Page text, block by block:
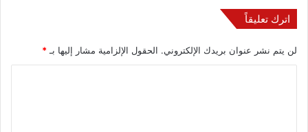
اترك تعليقاً
لن يتم نشر عنوان بريدك الإلكتروني. الحقول الإلزامية مشار إليها بـ*